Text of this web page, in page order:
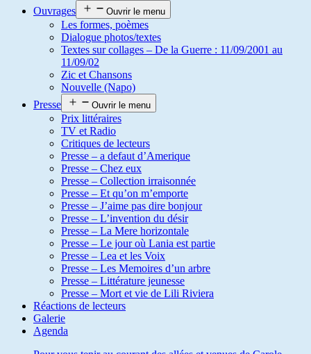
Ouvrages
Ouvrir le menu
Les formes, poèmes
Dialogue photos/textes
Textes sur collages – De la Guerre : 11/09/2001 au
11/09/02
Zic et Chansons
Nouvelle (Napo)
Presse
Ouvrir le menu
Prix littéraires
TV et Radio
Critiques de lecteurs
Presse – a defaut d’Amerique
Presse – Chez eux
Presse – Collection irraisonnée
Presse – Et qu’on m’emporte
Presse – J’aime pas dire bonjour
Presse – L’invention du désir
Presse – La Mere horizontale
Presse – Le jour où Lania est partie
Presse – Lea et les Voix
Presse – Les Memoires d’un arbre
Presse – Littérature jeunesse
Presse – Mort et vie de Lili Riviera
Réactions de lecteurs
Galerie
Agenda